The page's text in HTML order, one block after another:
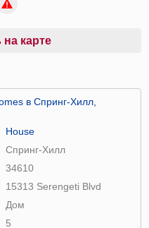
на карте
в Спринг-Хилл,
House
Спринг-Хилл
34610
15313 Serengeti Blvd
Дом
5